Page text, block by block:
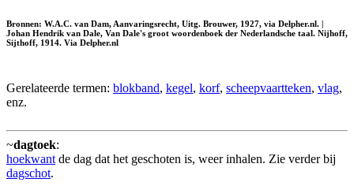
Bronnen: W.A.C. van Dam, Aanvaringsrecht, Uitg. Brouwer, 1927, via Delpher.nl. |
Johan Hendrik van Dale, Van Dale's groot woordenboek der Nederlandsche taal. Nijhoff,
Sijthoff, 1914. Via Delpher.nl
Gerelateerde termen: blokband, kegel, korf, scheepvaartteken, vlag,
enz.
~dagtoek:
hoekwant de dag dat het geschoten is, weer inhalen. Zie verder bij
dagschot.